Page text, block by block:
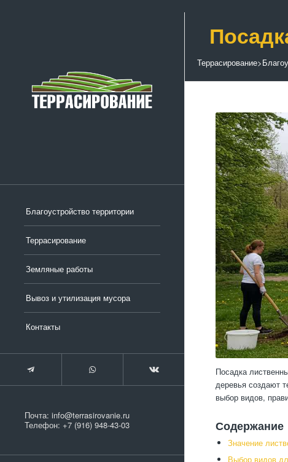
Благоустройство территории
Террасирование
Земляные работы
Вывоз и утилизация мусора
Контакты
Почта: info@terrasirovanie.ru
Телефон: +7 (916) 948-43-03
Террасирование>
Посадка
деревья создают
выбор видов,
Содержание
Значение
Выбор видов